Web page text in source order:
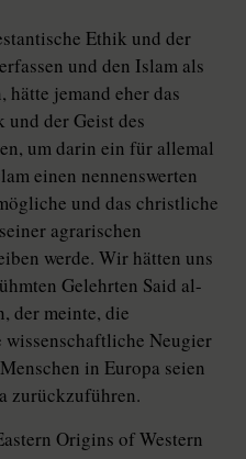
Ethik und der
und den Islam als
hätte jemand eher das
der Geist des
um darin ein für allemal
einen nennenswerten
und das christliche
agrarischen
werde. Wir hätten uns
Gelehrten Said al-
der meinte, die
wissenschaftliche Neugier
in Europa seien
zurückzuführen.
Origins of Western